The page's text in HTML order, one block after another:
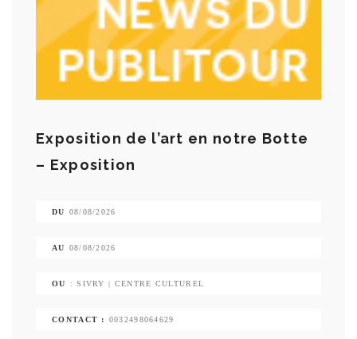
Exposition de l’art en notre Botte
– Exposition
DU 08/08/2026
AU 08/08/2026
OU : SIVRY | CENTRE CULTUREL
CONTACT : 0032498064629